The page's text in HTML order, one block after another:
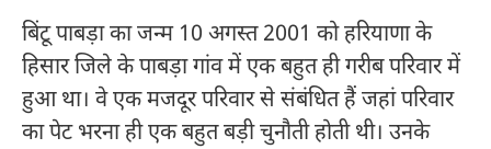
बिंटू पाबड़ा का जन्म 10 अगस्त 2001 को हरियाणा के
हिसार जिले के पाबड़ा गांव में एक बहुत ही गरीब परिवार में
हुआ था। वे एक मजदूर परिवार से संबंधित हैं जहां परिवार
का पेट भरना ही एक बहुत बड़ी चुनौती होती थी। उनके